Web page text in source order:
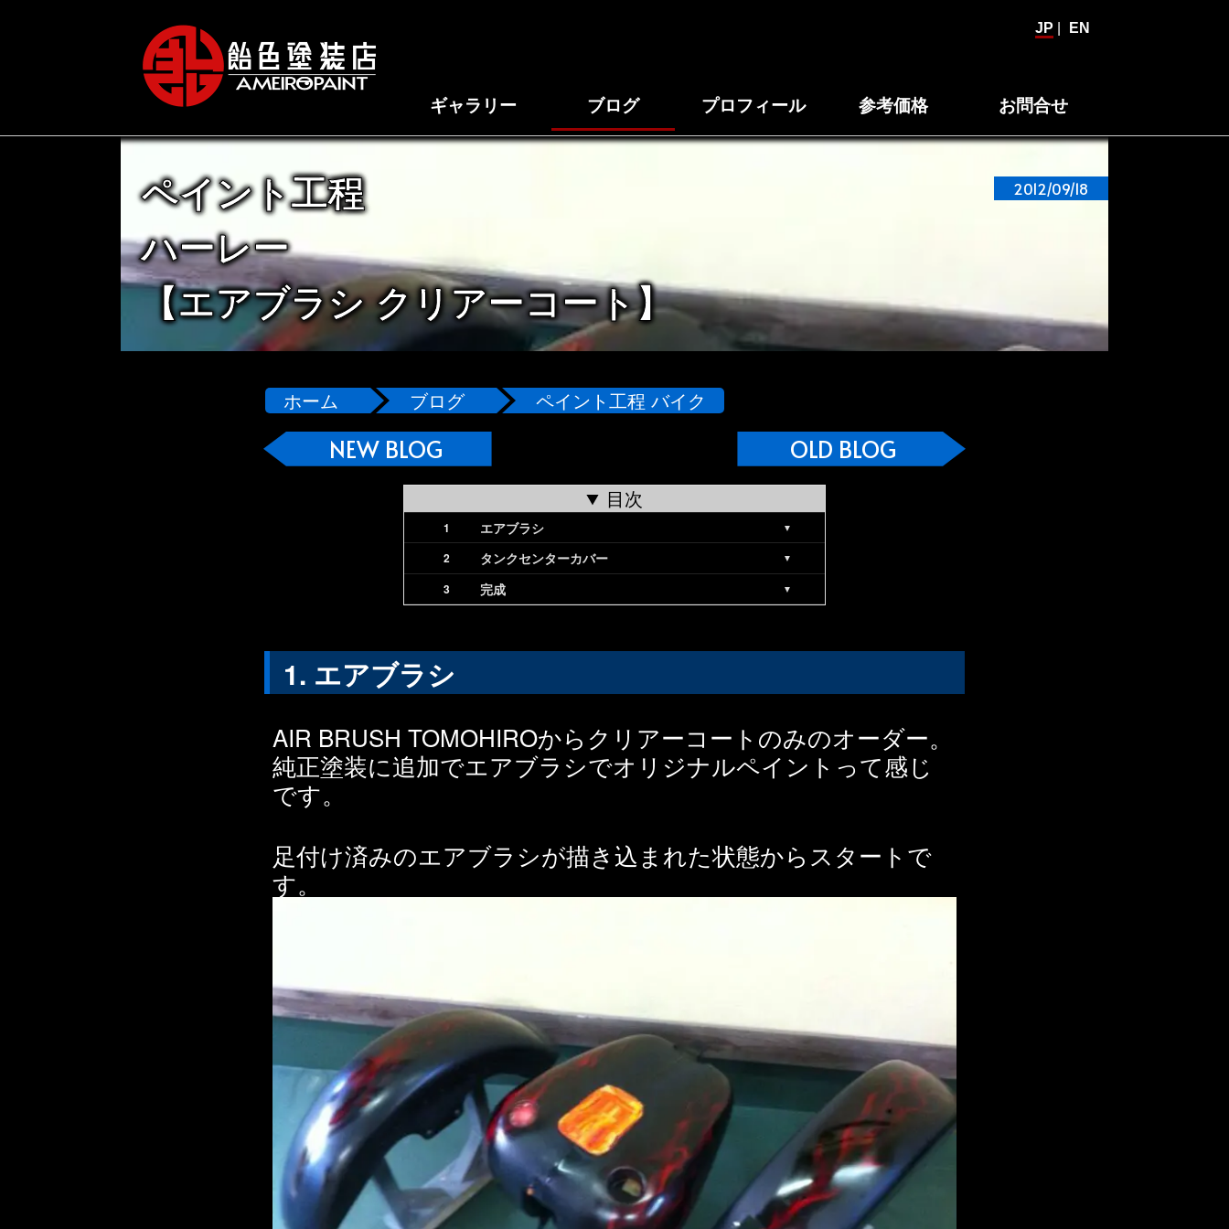
JP EN
ギャラリー ブログ プロフィール 参考価格 お問合せ
ペイント工程
ハーレー
【エアブラシ クリアーコート】
2012/09/18
ホーム ブログ ペイント工程 バイク
NEW BLOG OLD BLOG
目次
エアブラシ
タンクセンターカバー
完成
エアブラシ
AIR BRUSH TOMOHIROからクリアーコートのみのオーダー。
純正塗装に追加でエアブラシでオリジナルペイントって感じ
です。
足付け済みのエアブラシが描き込まれた状態からスタートで
す。